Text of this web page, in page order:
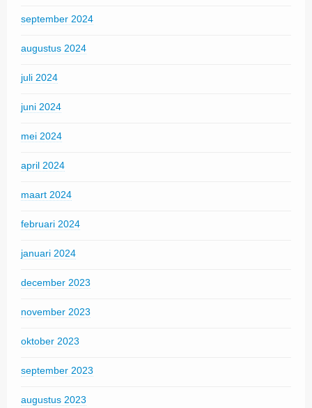
september 2024
augustus 2024
juli 2024
juni 2024
mei 2024
april 2024
maart 2024
februari 2024
januari 2024
december 2023
november 2023
oktober 2023
september 2023
augustus 2023